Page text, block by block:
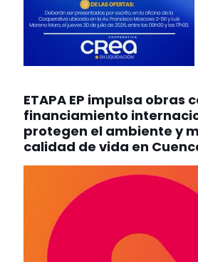
ETAPA EP impulsa obras
financiamiento
protegen el ambiente y
calidad de vida en